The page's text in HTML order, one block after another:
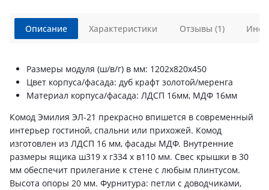
Описание
Размеры модуля (ш/в/г) в мм: 1202х820х450
Цвет корпуса/фасада: дуб крафт золотой/меренга
Материал корпуса/фасада: ЛДСП 16мм, МДФ 16мм
Комод Эмилия ЭЛ-21 прекрасно впишется в современный
интерьер гостиной, спальни или прихожей. Комод
изготовлен из ЛДСП 16 мм, фасады МДФ. Внутренние
размеры ящика ш319 х г334 х в110 мм. Свес крышки в 30
мм обеспечит прилегание к стене с любым плинтусом.
Высота опоры 20 мм. Фурнитура: петли с доводчиками,
Характеристики Отзывы (1)